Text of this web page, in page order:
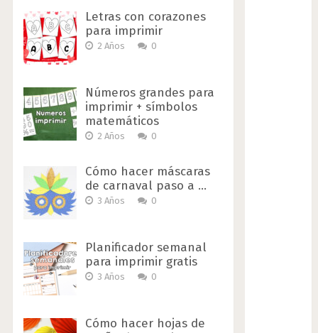
Letras con corazones
para imprimir
2 Años 0
Números grandes para
imprimir + símbolos
matemáticos
2 Años 0
Cómo hacer máscaras
de carnaval paso a …
3 Años 0
Planificador semanal
para imprimir gratis
3 Años 0
Cómo hacer hojas de